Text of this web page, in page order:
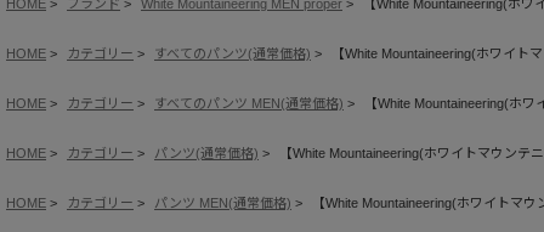
HOME ブランド White Mountaineering MEN proper 【White Mountaineering(ホ
HOME カテゴリー すべてのパンツ(通常価格) 【White Mountaineering(ホワイト
HOME カテゴリー すべてのパンツ MEN(通常価格) 【White Mountaineering(ホ
HOME カテゴリー パンツ(通常価格) 【White Mountaineering(ホワイトマウンテ
HOME カテゴリー パンツ MEN(通常価格) 【White Mountaineering(ホワイトマ